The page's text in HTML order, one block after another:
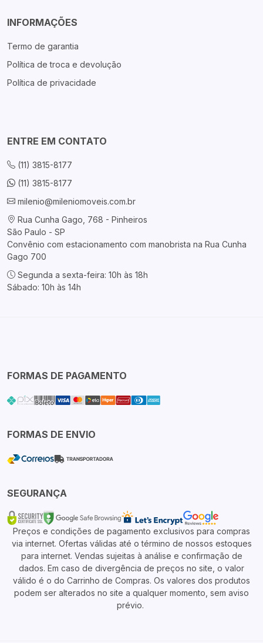
INFORMAÇÕES
Termo de garantia
Política de troca e devolução
Política de privacidade
ENTRE EM CONTATO
(11) 3815-8177
(11) 3815-8177
milenio@mileniomoveis.com.br
Rua Cunha Gago, 768 - Pinheiros
São Paulo - SP
Convênio com estacionamento com manobrista na Rua Cunha
Gago 700
Segunda a sexta-feira: 10h às 18h
Sábado: 10h às 14h
FORMAS DE PAGAMENTO
FORMAS DE ENVIO
SEGURANÇA
Preços e condições de pagamento exclusivos para compras
via internet. Ofertas válidas até o término de nossos estoques
para internet. Vendas sujeitas à análise e confirmação de
dados. Em caso de divergência de preços no site, o valor
válido é o do Carrinho de Compras. Os valores dos produtos
podem ser alterados no site a qualquer momento, sem aviso
prévio.